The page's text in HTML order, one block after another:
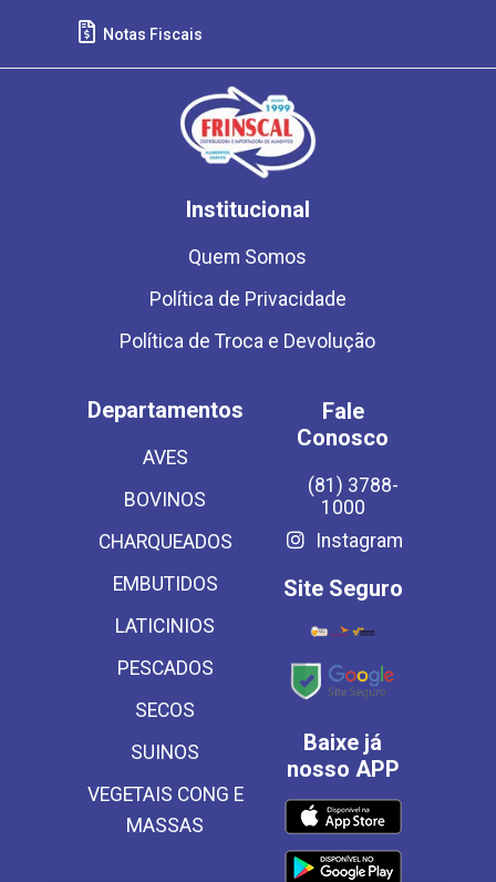
Notas Fiscais
Institucional
Quem Somos
Política de Privacidade
Política de Troca e Devolução
Departamentos
AVES
BOVINOS
CHARQUEADOS
EMBUTIDOS
LATICINIOS
PESCADOS
SECOS
SUINOS
VEGETAIS CONG E
MASSAS
Fale
Conosco
(81) 3788-
1000
Instagram
Site Seguro
Baixe já
nosso APP